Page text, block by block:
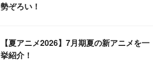
勢ぞろい！
【夏アニメ2026】7月期夏の新アニメを一
挙紹介！